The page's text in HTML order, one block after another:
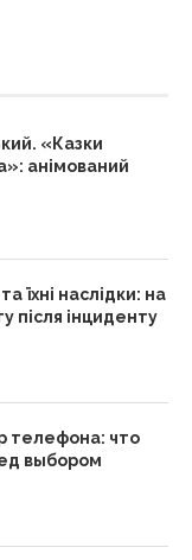
«Казки
анімований
їхні наслідки: на
після інциденту
телефона: что
выбором